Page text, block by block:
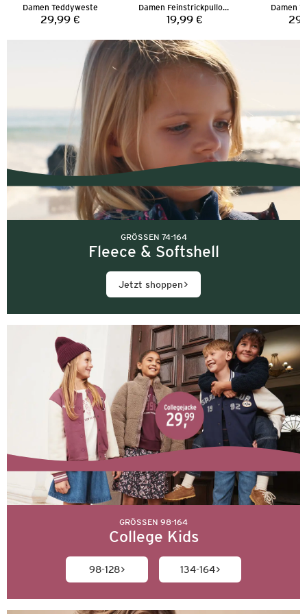
Damen Teddyweste
Preis:
29,99 €
Damen Feinstrickpullover
Preis:
19,99 €
Damen
GRÖSSEN 74-164
Fleece & Softshell
Jetzt shoppen
GRÖSSEN 98-164
College Kids
98-128 134-164